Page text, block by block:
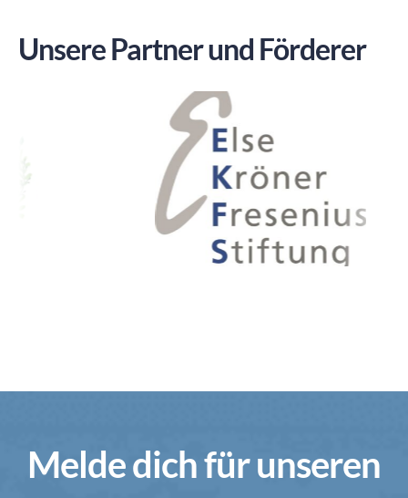
Unsere Partner und Förderer
Melde dich für unseren